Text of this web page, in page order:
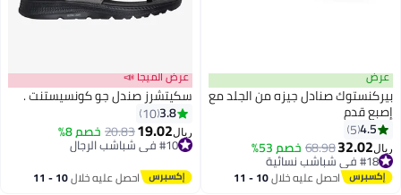
9
عرض
بيركنستوك صنادل جيزه من الجلد مع
إصبع قدم
4.5
5
ريال32.02
68.98خصم 53%
#18 في شباشب نسائية
#18 في شباشب نسائية احصل عليه خلال 10 - 11
عرض الميجا 📣
سكيتشرز صندل جو كونسيستنت .
3.8
10
ريال19.02
20.83خصم 8%
#10 في شباشب الرجال
احصل عليه خلال 10 - 11